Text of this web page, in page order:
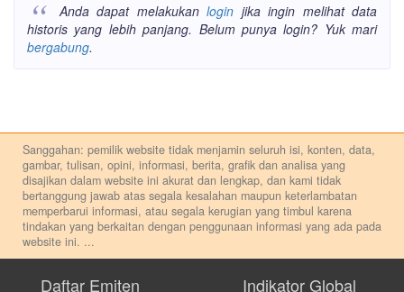
Anda dapat melakukanlogin jika ingin melihat data
historis yang lebih panjang. Belum punya login? Yuk mari
bergabung.
Sanggahan: pemilik website tidak menjamin seluruh isi, konten, data,
gambar, tulisan, opini, informasi, berita, grafik dan analisa yang
disajikan dalam website ini akurat dan lengkap, dan kami tidak
bertanggung jawab atas segala kesalahan maupun keterlambatan
memperbarui informasi, atau segala kerugian yang timbul karena
tindakan yang berkaitan dengan penggunaan informasi yang ada pada
website ini. ...
pribadi. Kami tidak memberi anjuran, saran, rekomendasi untuk
Daftar Emiten Indikator Global